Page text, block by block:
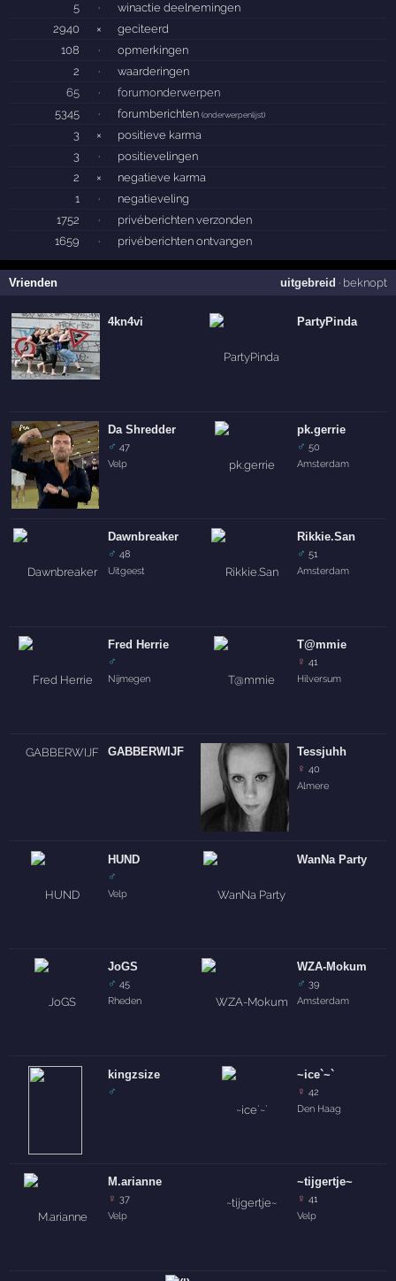
5
·
winactie deelnemingen
2940
×
geciteerd
108
·
opmerkingen
2
·
waarderingen
65
·
forumonderwerpen
5345
· forumberichten(onderwerpenlijst)
3 ×
positieve karma
3
·
positievelingen
2
×
negatieve karma
1
·
negatieveling
1752
·
privéberichten verzonden
1659
· privéberichten ontvangen
Vrienden uitgebreid · beknopt
4kn4vi
Da Shredder
♂ 47
Velp
Dawnbreaker
♂ 48
Uitgeest
Fred Herrie
♂
Nijmegen
GABBERWIJF
HUND
♂
Velp
JoGS
♂ 45
Rheden
kingzsize
♂
M.arianne
♀ 37
Velp
PartyPinda
pk.gerrie
♂ 50
Amsterdam
Rikkie.San
♂ 51
Amsterdam
T@mmie
♀ 41
Hilversum
Tessjuhh
♀ 40
Almere
WanNa Party
WZA-Mokum
♂ 39
Amsterdam
~ice`~`
♀ 42
Den Haag
~tijgertje~
♀ 41
Velp